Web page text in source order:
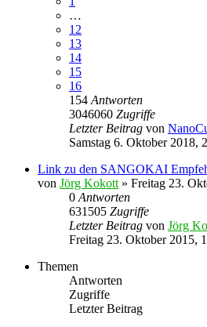
…
12
13
14
15
16
154 Antworten
3046060 Zugriffe
Letzter Beitrag von
Samstag 6. Oktober 2018,
Link zu den SANGOKAI
von Jörg Kokott » Freitag 23.
0 Antworten
631505 Zugriffe
Letzter Beitrag von Jörg
Freitag 23. Oktober 2015,
Themen
Antworten
Zugriffe
Letzter Beitrag